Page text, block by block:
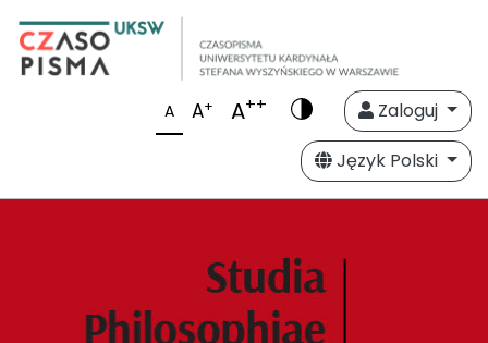
A A+ A++
Zaloguj
Język Polski